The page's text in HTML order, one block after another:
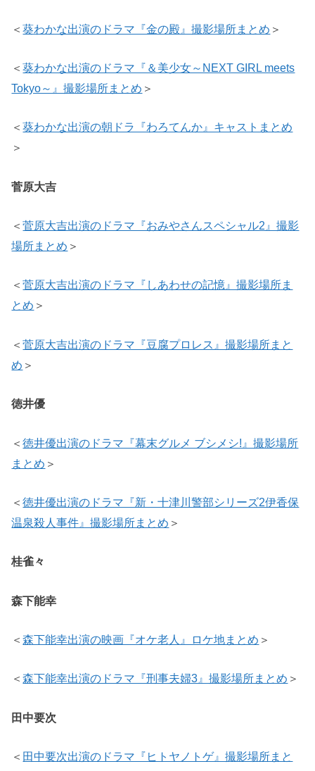
＜葵わかな出演のドラマ『金の殿』撮影場所まとめ ＞
＜葵わかな出演のドラマ『＆美少女～NEXT GIRL meets
Tokyo～』撮影場所まとめ ＞
＜葵わかな出演の朝ドラ『わろてんか』キャストまとめ
＞
菅原大吉
＜菅原大吉出演のドラマ『おみやさんスペシャル2』撮影
場所まとめ ＞
＜菅原大吉出演のドラマ『しあわせの記憶』撮影場所ま
とめ ＞
＜菅原大吉出演のドラマ『豆腐プロレス』撮影場所まと
め ＞
徳井優
＜徳井優出演のドラマ『幕末グルメ ブシメシ!』撮影場所
まとめ ＞
＜徳井優出演のドラマ『新・十津川警部シリーズ2伊香保
温泉殺人事件』撮影場所まとめ ＞
桂雀々
森下能幸
＜森下能幸出演の映画『オケ老人』ロケ地まとめ ＞
＜森下能幸出演のドラマ『刑事夫婦3』撮影場所まとめ ＞
田中要次
＜ 田中要次出演のドラマ『ヒトヤノトゲ』撮影場所まと